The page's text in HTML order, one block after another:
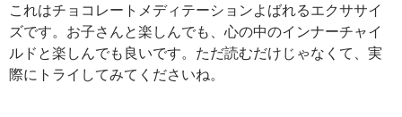
これはチョコレートメディテーションよばれるエクササイ
ズです。お子さんと楽しんでも、心の中のインナーチャイ
ルドと楽しんでも良いです。ただ読むだけじゃなくて、実
際にトライしてみてくださいね。